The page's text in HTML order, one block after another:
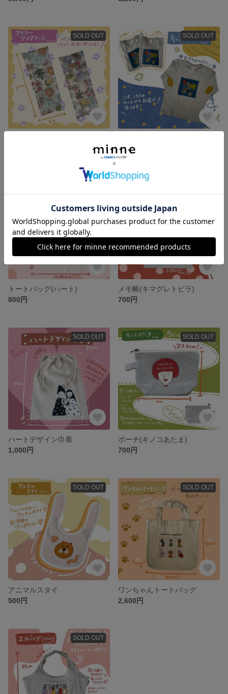
SOLD OUT SOLD OUT
2,500円
トートバッグ(ハート)
800円
メモ帳(キマグレトビラ)
700円
SOLD OUT
ハートデザイン巾着
1,000円
SOLD OUT
ポーチ(キノコあたま)
700円
SOLD OUT
アニマルスタイ
500円
SOLD OUT
ワンちゃんトートバッグ
2,600円
SOLD OUT